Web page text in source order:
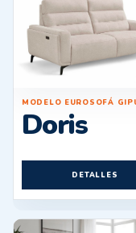
MODELO EUROSOFÁ
Doris
DETALLES